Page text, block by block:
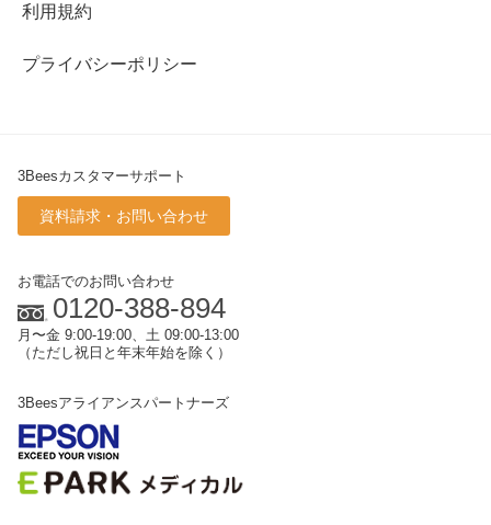
利用規約
プライバシーポリシー
3Beesカスタマーサポート
資料請求・お問い合わせ
お電話でのお問い合わせ
0120-388-894
月〜金 9:00-19:00、土 09:00-13:00
（ただし祝日と年末年始を除く）
3Beesアライアンスパートナーズ